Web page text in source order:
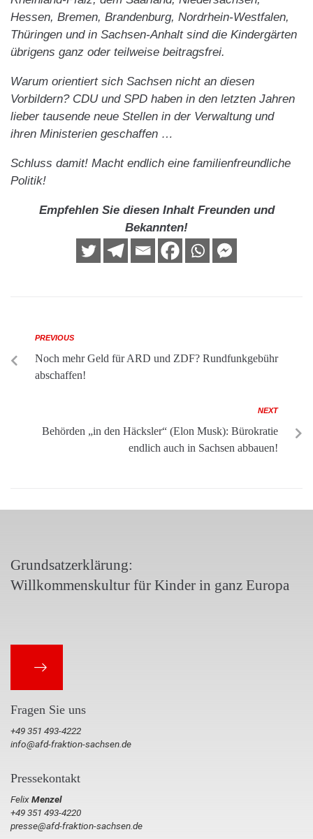
Hessen, Bremen, Brandenburg, Nordrhein-Westfalen,
Thüringen und in Sachsen-Anhalt sind die Kindergärten
übrigens ganz oder teilweise beitragsfrei.
Warum orientiert sich Sachsen nicht an diesen
Vorbildern? CDU und SPD haben in den letzten Jahren
lieber tausende neue Stellen in der Verwaltung und
ihren Ministerien geschaffen …
Schluss damit! Macht endlich eine familienfreundliche
Politik!
Empfehlen Sie diesen Inhalt Freunden und
Bekannten!
PREVIOUS
Noch mehr Geld für ARD und ZDF? Rundfunkgebühr
abschaffen!
NEXT
Behörden „in den Häcksler“ (Elon Musk): Bürokratie
endlich auch in Sachsen abbauen!
Grundsatzerklärung:
Willkommenskultur für Kinder in ganz Europa
Fragen Sie uns
+49 351 493-4222
info@afd-fraktion-sachsen.de
Pressekontakt
FelixMenzel
+49 351 493-4220
presse@afd-fraktion-sachsen.de